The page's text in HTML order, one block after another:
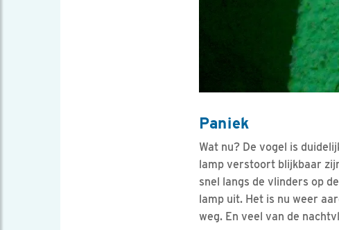
Paniek
Wat nu? De vogel is
lamp verstoort blijkbaar
snel langs de vlinders op
lamp uit. Het is nu weer
weg. En veel van de